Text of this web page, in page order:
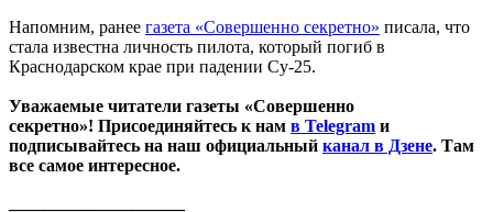
Напомним, ранее газета «Совершенно секретно» писала, что
стала известна личность пилота, который погиб в
Краснодарском крае при падении Су-25.
Уважаемые читатели газеты «Совершенно
секретно»! Присоединяйтесь к нам в Telegram и
подписывайтесь на наш официальный канал в Дзене. Там
все самое интересное.